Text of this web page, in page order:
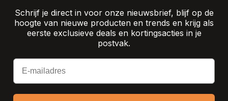
Schrijf je direct in voor onze nieuwsbrief, blijf op de
hoogte van nieuwe producten en trends en krijg als
eerste exclusieve deals en kortingsacties in je
postvak.
Email